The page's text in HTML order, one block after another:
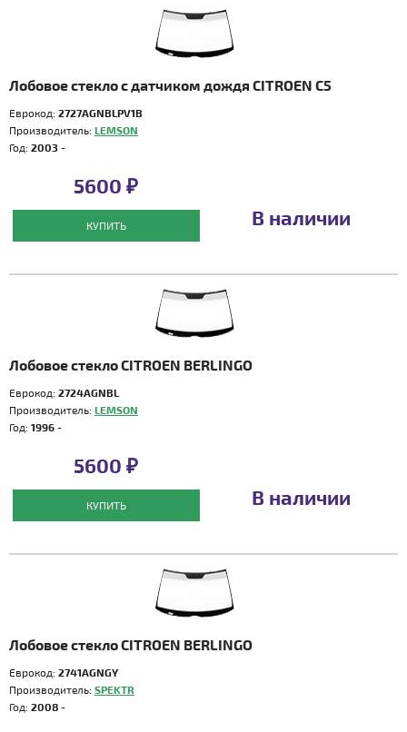
Лобовое стекло с датчиком дождя CITROEN C5
Еврокод: 2727AGNBLPV1B
Производитель: LEMSON
Год: 2003 -
5600 ₽
КУПИТЬ В наличии
Лобовое стекло CITROEN BERLINGO
Еврокод: 2724AGNBL
Производитель: LEMSON
Год: 1996 -
5600 ₽
КУПИТЬ В наличии
Лобовое стекло CITROEN BERLINGO
Еврокод: 2741AGNGY
Производитель: SPEKTR
Год: 2008 -